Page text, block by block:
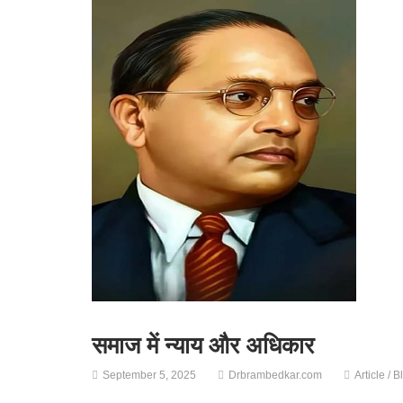
समाज में न्याय और अधिकार
September 5, 2025 Drbrambedkar.com Article /